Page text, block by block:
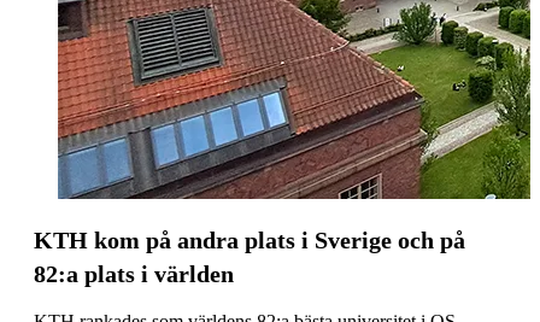
KTH kom på andra plats i Sverige och på
82:a plats i världen